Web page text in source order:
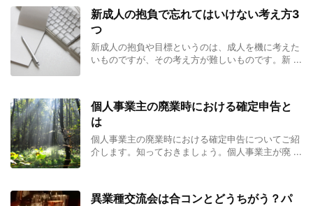
新成人の抱負で忘れてはいけない考え方3
つ
新成人の抱負や目標というのは、成人を機に考えた
いものですが、その考え方が難しいものです。新 ...
個人事業主の廃業時における確定申告と
は
個人事業主の廃業時における確定申告についてご紹
介します。知っておきましょう。個人事業主が廃 ...
異業種交流会は合コンとどうちがう？パ